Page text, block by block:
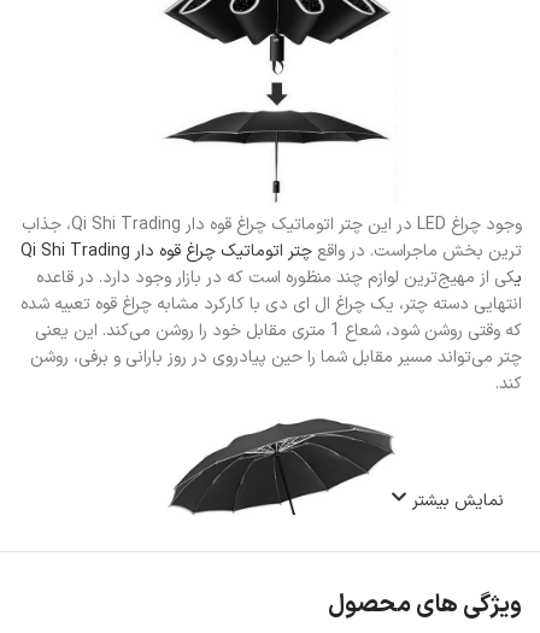
وجود چراغ LED در این چتر اتوماتیک چراغ قوه دار Qi Shi Trading، جذاب
ترین بخش ماجراست. در واقع
چتر اتوماتیک چراغ قوه دار Qi Shi Trading
یکی از مهیج‌ترین لوازم چند منظوره است که در بازار وجود دارد. در قاعده
انتهایی دسته چتر، یک چراغ ال ای دی با کارکرد مشابه چراغ قوه تعبیه شده
که وقتی روشن شود، شعاع 1 متری مقابل خود را روشن می‌کند. این یعنی
چتر می‌تواند مسیر مقابل شما را حین پیادروی در روز بارانی و برفی، روشن
کند.
نمایش بیشتر
ویژگی های محصول